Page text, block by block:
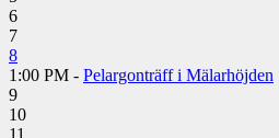
6
7
8
1:00 PM - Pelargonträff i Mälarhöjden
9
10